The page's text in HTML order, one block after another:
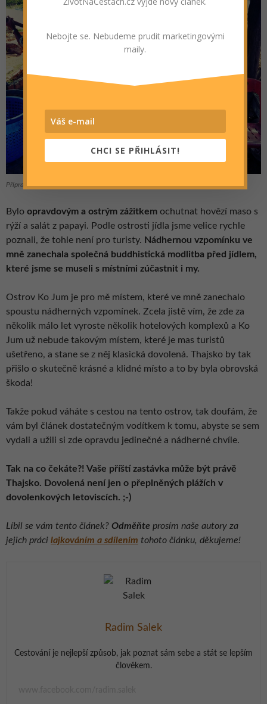
Příprava oběda na ohni
Bylo opravdovým a ostrým zážitkem ochutnat hovězí maso s
rýží a salát z papayi. Podle ostrosti jídla jsme velice rychle
poznali, že tohle není pro turisty. Nádhernou vzpomínku ve
mně zanechala společná buddhistická modlitba před jídlem,
které jsme se museli s místními zúčastnit i my.
Ostrov Ko Jum je pro mě místem, které ve mně zanechalo
spoustu nádherných vzpomínek. Zcela jistě vím, že zde za
několik málo let vyroste několik hotelových komplexů a Ko
Jum už nebude takovým místem, které je mas turistů
ušetřeno, a stane se z něj klasická dovolená. Thajsko by tak
přišlo o skutečně krásné a klidné místo a to by byla obrovská
škoda!
Takže pokud váháte s cestou na tento ostrov, tak doufám, že
vám byl článek dostatečným vodítkem k tomu, abyste se sem
vydali a užili si zde opravdu jedinečné a nádherné chvíle.
Tak na co čekáte?! Vaše příští zastávka může být právě
Thajsko. Dovolená není jen o přeplněných plážích v
dovolenkových letoviscích. ;-)
Líbil se vám tento článek? Odměňte prosím naše autory za
jejich práci lajkováním a sdílením tohoto článku, děkujeme!
Radim Salek
Cestování je nejlepší způsob, jak poznat sám sebe a stát se lepším
člověkem.
Nebojte se. Nebudeme prudit marketingovými
maily.
CHCI SE PŘIHLÁSIT!